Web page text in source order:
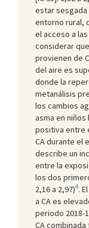
estar
entorno rural,
el acceso a
considerar
provienen de
del aire es
donde la
metanálisis
los cambios
asma en
positiva entre
CA durante el
describe un
entre la
los dos
2,16 a 2,97)4.
a CA es
periodo 2018-
CA combinada